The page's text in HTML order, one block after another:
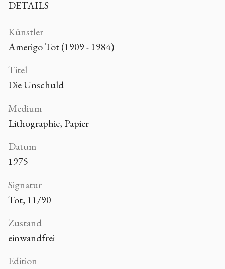
DETAILS
Künstler
Amerigo Tot (1909 - 1984)
Titel
Die Unschuld
Medium
Lithographie, Papier
Datum
1975
Signatur
Tot, 11/90
Zustand
einwandfrei
Edition